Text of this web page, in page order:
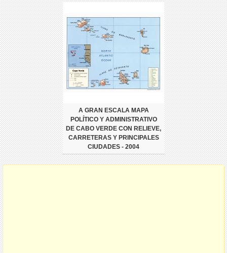
A GRAN ESCALA MAPA
POLÍTICO Y ADMINISTRATIVO
DE CABO VERDE CON RELIEVE,
CARRETERAS Y PRINCIPALES
CIUDADES - 2004